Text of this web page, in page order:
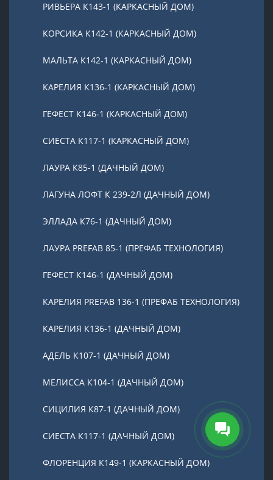
РИВЬЕРА К143-1 (КАРКАСНЫЙ ДОМ)
КОРСИКА К142-1 (КАРКАСНЫЙ ДОМ)
МАЛЬТА К142-1 (КАРКАСНЫЙ ДОМ)
КАРЕЛИЯ К136-1 (КАРКАСНЫЙ ДОМ)
ГЕФЕСТ К146-1 (КАРКАСНЫЙ ДОМ)
СИЕСТА К117-1 (КАРКАСНЫЙ ДОМ)
ЛАУРА К85-1 (ДАЧНЫЙ ДОМ)
ЛАГУНА ЛОФТ К 239-2Л (ДАЧНЫЙ ДОМ)
ЭЛЛАДА К76-1 (ДАЧНЫЙ ДОМ)
ЛАУРА PREFAB 85-1 (ПРЕФАБ ТЕХНОЛОГИЯ)
ГЕФЕСТ К146-1 (ДАЧНЫЙ ДОМ)
КАРЕЛИЯ PREFAB 136-1 (ПРЕФАБ ТЕХНОЛОГИЯ)
КАРЕЛИЯ К136-1 (ДАЧНЫЙ ДОМ)
АДЕЛЬ К107-1 (ДАЧНЫЙ ДОМ)
МЕЛИССА К104-1 (ДАЧНЫЙ ДОМ)
СИЦИЛИЯ К87-1 (ДАЧНЫЙ ДОМ)
СИЕСТА К117-1 (ДАЧНЫЙ ДОМ)
ФЛОРЕНЦИЯ К149-1 (КАРКАСНЫЙ ДОМ)